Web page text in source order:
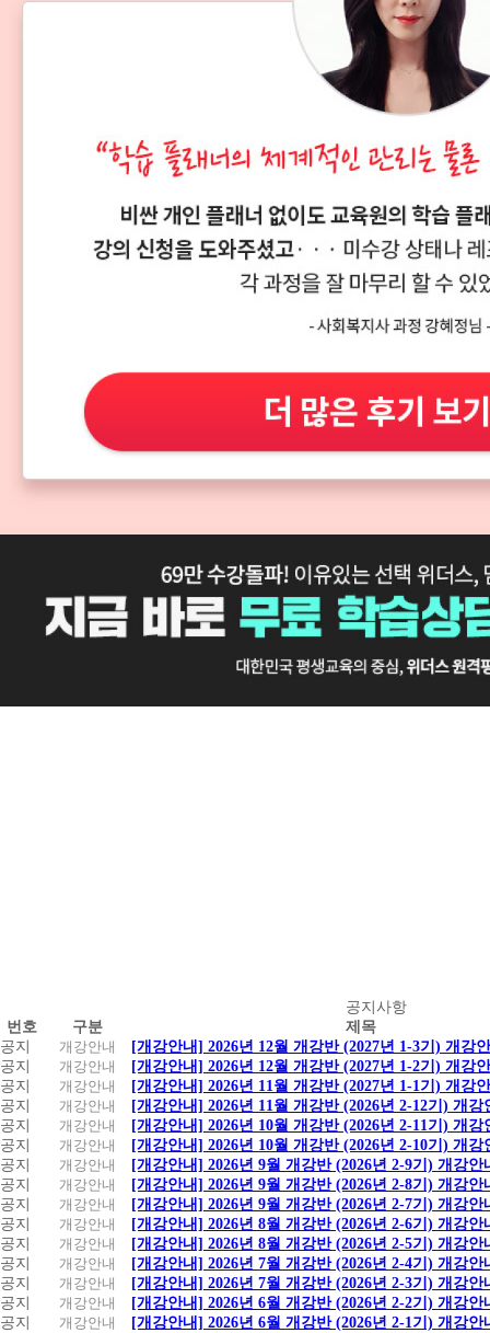
지
사
항
공지사항
번호
구분
제목
공지
개강안내
[개강안내] 2026년 12월 개강반 (2027년 1-3기) 개강
공지
개강안내
[개강안내] 2026년 12월 개강반 (2027년 1-2기) 개강
공지
개강안내
[개강안내] 2026년 11월 개강반 (2027년 1-1기) 개강
공지
개강안내
[개강안내] 2026년 11월 개강반 (2026년 2-12기) 개강
공지
개강안내
[개강안내] 2026년 10월 개강반 (2026년 2-11기) 개강
공지
개강안내
[개강안내] 2026년 10월 개강반 (2026년 2-10기) 개강
공지
개강안내
[개강안내] 2026년 9월 개강반 (2026년 2-9기) 개강안
공지
개강안내
[개강안내] 2026년 9월 개강반 (2026년 2-8기) 개강안
공지
개강안내
[개강안내] 2026년 9월 개강반 (2026년 2-7기) 개강안
공지
개강안내
[개강안내] 2026년 8월 개강반 (2026년 2-6기) 개강안
공지
개강안내
[개강안내] 2026년 8월 개강반 (2026년 2-5기) 개강안
공지
개강안내
[개강안내] 2026년 7월 개강반 (2026년 2-4기) 개강안
공지
개강안내
[개강안내] 2026년 7월 개강반 (2026년 2-3기) 개강안
공지
개강안내
[개강안내] 2026년 6월 개강반 (2026년 2-2기) 개강안
공지
개강안내
[개강안내] 2026년 6월 개강반 (2026년 2-1기) 개강안